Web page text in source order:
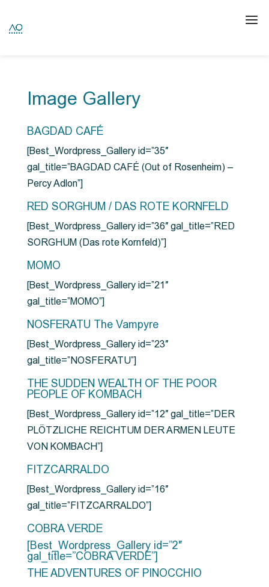
Image Gallery
BAGDAD CAFÉ
[Best_Wordpress_Gallery id=”35″
gal_title=”BAGDAD CAFÉ (Out of Rosenheim) –
Percy Adlon”]
RED SORGHUM / DAS ROTE KORNFELD
[Best_Wordpress_Gallery id=”36″ gal_title=”RED
SORGHUM (Das rote Kornfeld)”]
MOMO
[Best_Wordpress_Gallery id=”21″
gal_title=”MOMO”]
NOSFERATU The Vampyre
[Best_Wordpress_Gallery id=”23″
gal_title=”NOSFERATU”]
THE SUDDEN WEALTH OF THE POOR
PEOPLE OF KOMBACH
[Best_Wordpress_Gallery id=”12″ gal_title=”DER
PLÖTZLICHE REICHTUM DER ARMEN LEUTE
VON KOMBACH”]
FITZCARRALDO
[Best_Wordpress_Gallery id=”16″
gal_title=”FITZCARRALDO”]
COBRA VERDE
[Best_Wordpress_Gallery id=”2″
gal_title=”COBRA VERDE”]
THE ADVENTURES OF PINOCCHIO